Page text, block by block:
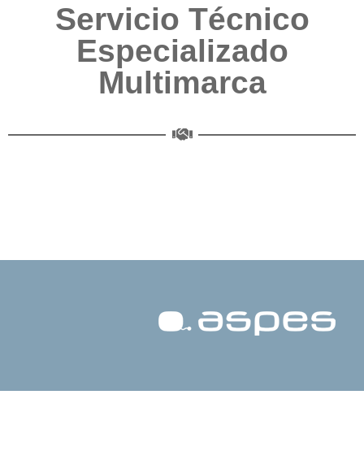
Servicio Técnico
Especializado
Multimarca